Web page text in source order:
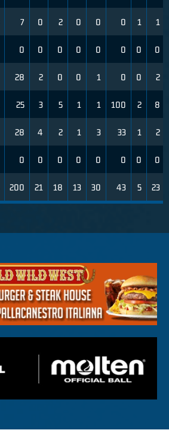
7 0 2 0 0 0 1 1
0 0 0 0 0 0 0 0
28 2 0 0 1 0 0 2
25 3 5 1 1 100 2 8
28 4 2 1 3 33 1 2
0 0 0 0 0 0 0 0
200 21 18 13 30 43 5 23